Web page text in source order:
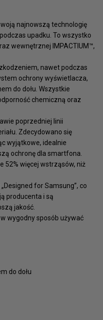
najnowszą technologię
upadku. To wszystko
wewnętrznej IMPACTIUM™,
nawet podczas
ochrony wyświetlacza,
do dołu. Wszystkie
chemiczną oraz
poprzedniej linii
Zdecydowano się
wyjątkowe, idealnie
ochronę dla smartfona.
52% więcej wstrząsów, niż
for Samsung”, co
producenta i są
jakość.
wygodny sposób używać
do dołu